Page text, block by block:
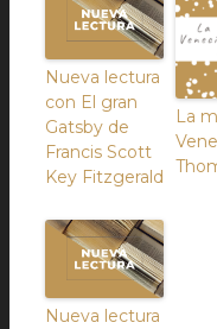
Nueva lectura
con El gran
Gatsby de
Francis Scott
Key Fitzgerald
La
Nueva lectura